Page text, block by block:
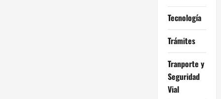
Tecnología
Trámites
Tranporte y
Seguridad
Vial